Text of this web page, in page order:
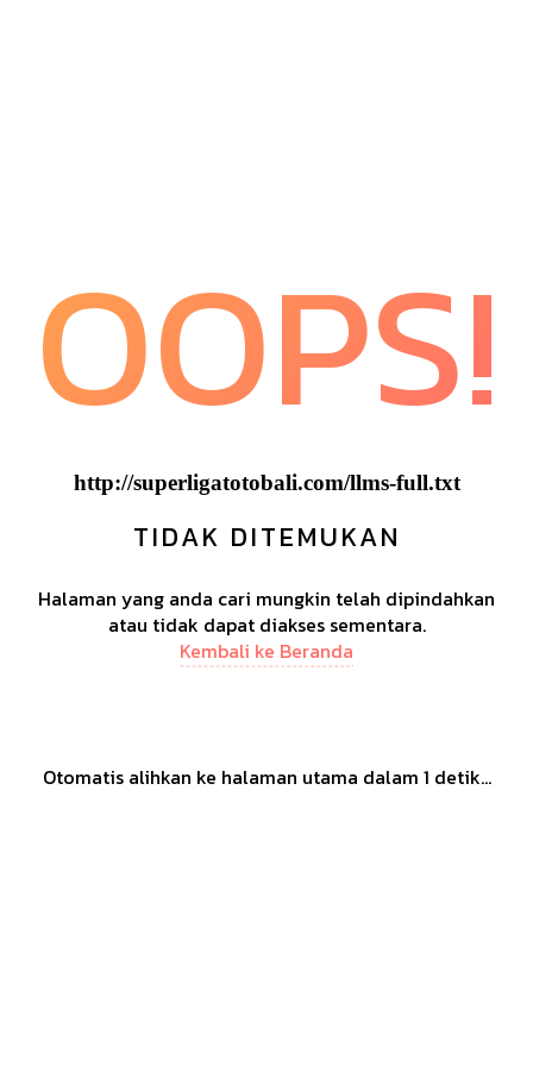
OOPS!
http://superligatotobali.com/llms-full.txt
TIDAK DITEMUKAN
Halaman yang anda cari mungkin telah dipindahkan
atau tidak dapat diakses sementara.
Kembali ke Beranda
Otomatis alihkan ke halaman utama dalam 1 detik...